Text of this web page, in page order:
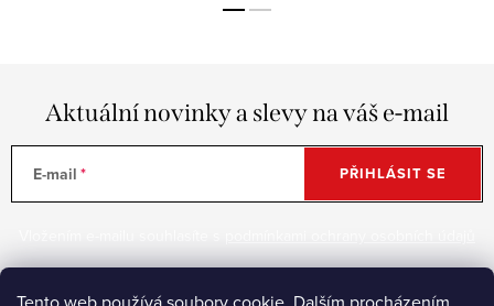
Aktuální novinky a slevy na váš e-mail
E-mail PŘIHLÁSIT SE